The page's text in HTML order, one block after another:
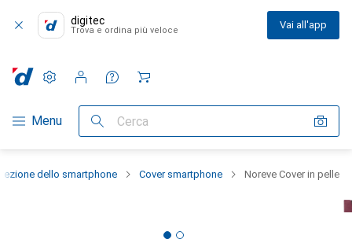
digitec
Trova e ordina più veloce Vai all'app
Categoria Navigazione
Menu Cerca
Impostazioni
Conto cliente
Liste di confronto
Liste dei desideri
Carrello
dello smartphone Cover smartphone Noreve Cover in pelle